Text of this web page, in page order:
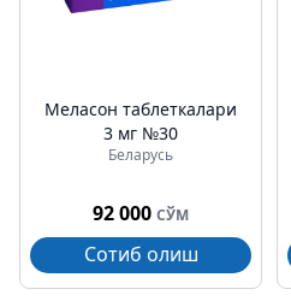
Меласон таблеткалари
3 мг №30
Беларусь
92 000 СЎМ
Сотиб олиш